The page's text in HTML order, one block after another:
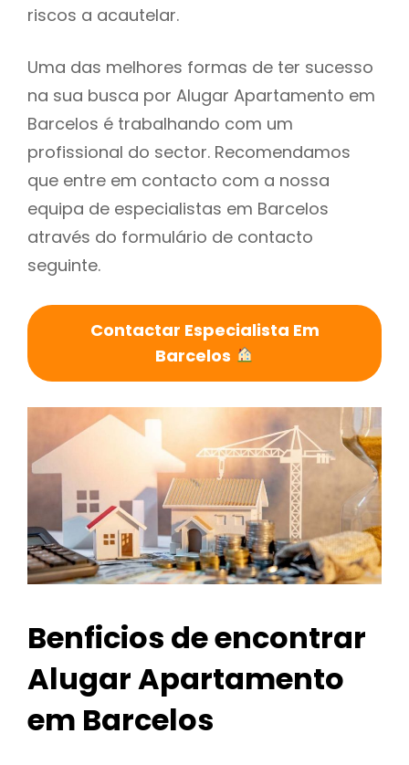
riscos a acautelar.
Uma das melhores formas de ter sucesso
na sua busca por Alugar Apartamento em
Barcelos é trabalhando com um
profissional do sector. Recomendamos
que entre em contacto com a nossa
equipa de especialistas em Barcelos
através do formulário de contacto
seguinte.
Contactar Especialista Em
Barcelos
Benficios de encontrar
Alugar Apartamento
em Barcelos